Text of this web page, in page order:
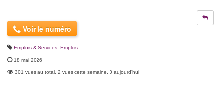
Voir le numéro
Emplois & Services Emplois
18 mai 2026
301 vues au total, 2 vues cette semaine, 0 aujourd'hui